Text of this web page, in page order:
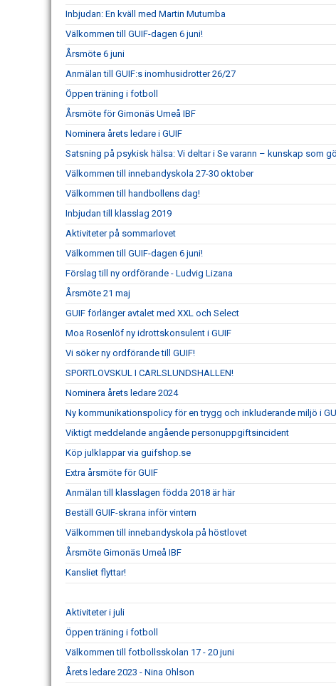
Inbjudan: En kväll med Martin Mutumba
Välkommen till GUIF-dagen 6 juni!
Årsmöte 6 juni
Anmälan till GUIF:s inomhusidrotter 26/27
Öppen träning i fotboll
Årsmöte för Gimonäs Umeå IBF
Nominera årets ledare i GUIF
Satsning på psykisk hälsa: Vi deltar i Se varann – kunskap som
Välkommen till innebandyskola 27-30 oktober
Välkommen till handbollens dag!
Inbjudan till klasslag 2019
Aktiviteter på sommarlovet
Välkommen till GUIF-dagen 6 juni!
Förslag till ny ordförande - Ludvig Lizana
Årsmöte 21 maj
GUIF förlänger avtalet med XXL och Select
Moa Rosenlöf ny idrottskonsulent i GUIF
Vi söker ny ordförande till GUIF!
SPORTLOVSKUL I CARLSLUNDSHALLEN!
Nominera årets ledare 2024
Ny kommunikationspolicy för en trygg och inkluderande miljö i
Viktigt meddelande angående personuppgiftsincident
Köp julklappar via guifshop.se
Extra årsmöte för GUIF
Anmälan till klasslagen födda 2018 är här
Beställ GUIF-skrana inför vintern
Välkommen till innebandyskola på höstlovet
Årsmöte Gimonäs Umeå IBF
Kansliet flyttar!
Aktiviteter i juli
Öppen träning i fotboll
Välkommen till fotbollsskolan 17 - 20 juni
Årets ledare 2023 - Nina Ohlson